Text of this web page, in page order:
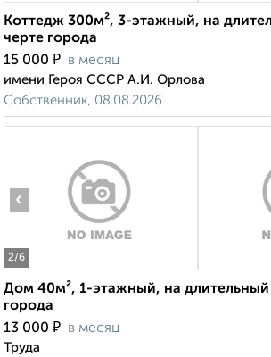
Коттедж 300м², 3-этажный, на
черте города
15 000 ₽ в месяц
имени Героя СССР А.И. Орлова
Собственник, 08.08.2026
2/6
‹
Дом 40м², 1-этажный, на длительный
города
13 000 ₽ в месяц
Труда